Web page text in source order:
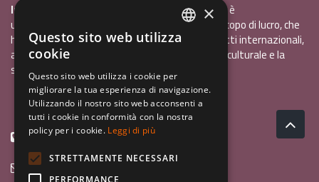
InCo - Interculturalità & Comunicazione APSè
un'associazione di promozione sociale, senza scopo di lucro, che
ha l'obiettivo di promuovere gli scambi e i contatti internazionali,
al fine accrescere tra i giovani la sensibilità interculturale e la
solidarietà internazionale.
Privacy policy.pdf120,41 kB
+39 0461 1822775
info@incoweb.org
GERMAN
×
Questo sito web utilizza
cookie
Questo sito web utilizza i cookie per
migliorare la tua esperienza di navigazione.
Utilizzando il nostro sito web acconsenti a
tutti i cookie in conformità con la nostra
policy per i cookie. Leggi di più
STRETTAMENTE NECESSARI
PERFORMANCE